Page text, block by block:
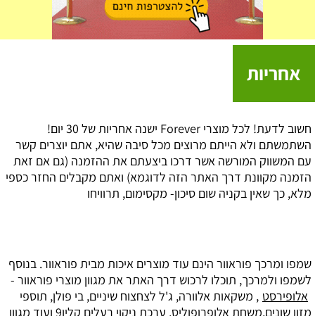
אחריות
חשוב לדעת! לכל מוצרי Forever ישנה אחריות של 30 יום!
השתמשתם ולא הייתם מרוצים מכל סיבה שהיא, אתם יוצרים קשר
עם המשווק המורשה אשר דרכו ביצעתם את ההזמנה (גם אם זאת
הזמנה מקוונת דרך האתר הזה לדוגמא) ואתם מקבלים החזר כספי
מלא, כך שאין בקניה שום סיכון- מקסימום, תרוויחו
שמפו ומרכך פוראוור הינם עוד מוצרים איכות מבית פוראוור. בנוסף
לשמפו ולמרכך, תוכלו לרכוש דרך האתר את מגוון מוצרי פוראוור -
אלופירסט , משקאות אלוורה, ג'ל לצחצוח שיניים, בי פולן, תוספי
מזון שונים,משחת אלופרופוליס, ערכת ניקוי רעלים קלין9 ועוד מגוון